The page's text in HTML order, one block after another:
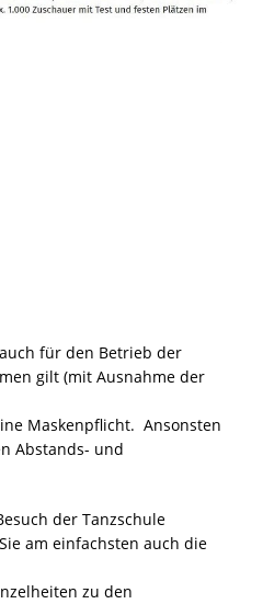
für den Betrieb der
gilt (mit Ausnahme der
Maskenpflicht. Ansonsten
Abstands- und
der Tanzschule
am einfachsten auch die
zu den